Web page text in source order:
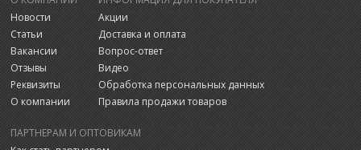
Новости
Статьи
Вакансии
Отзывы
Реквизиты
О компании
Акции
Доставка и оплата
Вопрос-ответ
Видео
Обработка персональных данных
Правила продажи товаров
ПАРТНЕРАМ И ОПТОВИКАМ